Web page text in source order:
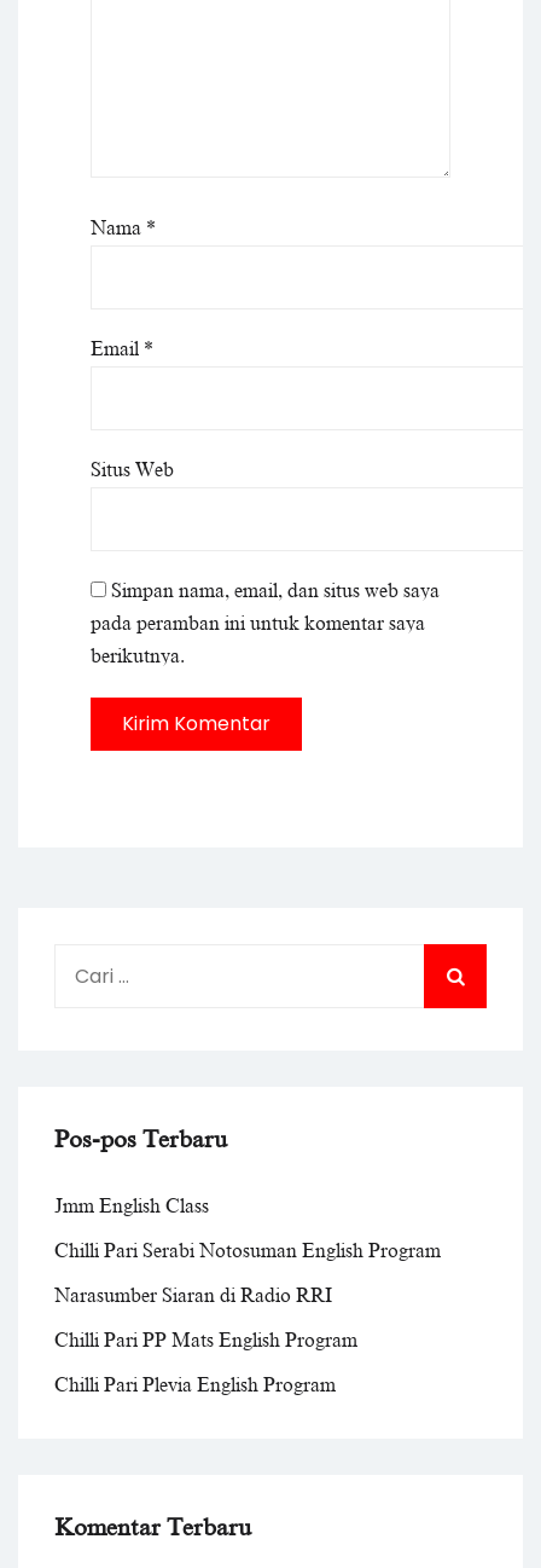
Nama *
Email *
Situs Web
Simpan nama, email, dan situs web saya
pada peramban ini untuk komentar saya
berikutnya.
Pos-pos Terbaru
Jmm English Class
Chilli Pari Serabi Notosuman English Program
Narasumber Siaran di Radio RRI
Chilli Pari PP Mats English Program
Chilli Pari Plevia English Program
Komentar Terbaru